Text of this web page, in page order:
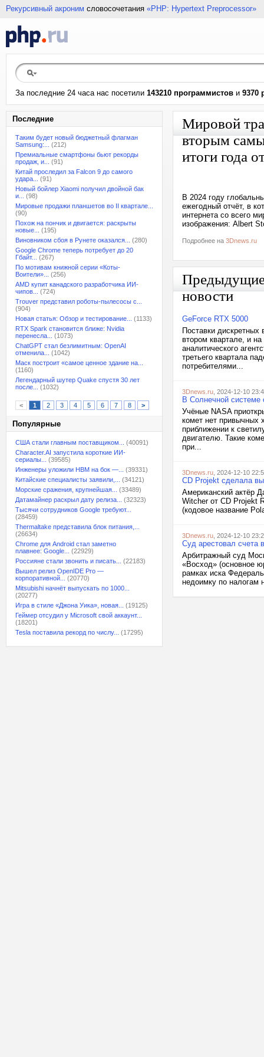
Рекурсивный акроним словосочетания «PHP: Hypertext Preprocessor»
За последние 24 часа нас посетили 143210 программистов и 9370
Последние
Таким будет новый бюджетный флагман
Samsung:...
(212)
Премиальные смартфоны бьют рекорды
продаж, и...
(91)
Китай проследил за Falcon 9 до самого
удара...
(91)
Новый бойлер Xiaomi получил двойной бак
и...
(98)
Мировые продажи планшетов во II квартале...
(90)
Похож на пончик и двигается: раскрыты
новые...
(195)
Виновником сбоя в Рунете оказался...
(280)
Google Chrome теперь потребует до 20
Гбайт...
(267)
По мотивам книжной серии «Коты-
Воители»...
(256)
AMD купит канадского разработчика ИИ-
чипов...
(724)
Trouver представил роботы-пылесосы с...
(904)
Новая статья: Обзор и тестирование...
(1133)
RTX Spark становится ближе: Nvidia
перенесла...
(1073)
ChatGPT стал безлимитным: OpenAI
отменила...
(1042)
Маск построит «самое ценное здание на...
(1160)
Легендарный шутер Quake спустя 30 лет
после...
(1032)
< 1 2 3 4 5 6 7 8 >
Популярные
США стали главным поставщиком...
(40091)
Character.AI запустила короткие ИИ-
сериалы...
(39585)
Инженеры уложили HBM на бок —...
(39331)
Китайские специалисты заявили,...
(34121)
Морские сражения, крупнейшая...
(33489)
Датамайнер раскрыл дату релиза...
(32323)
Тысячи сотрудников Google требуют...
(28459)
Thermaltake представила блок питания,...
(26634)
Chrome для Android стал заметно
плавнее: Google...
(22929)
Россияне стали звонить и писать...
(22183)
Вышел релиз OpenIDE Pro —
корпоративной...
(20770)
Mitsubishi начнёт выпускать по 1000...
(20277)
Игра в стиле «Джона Уика», новая...
(19125)
Геймер отсудил у Microsoft свой аккаунт...
(18201)
Tesla поставила рекорд по числу...
(17295)
Мировой
вторым
итоги года
В 2024 году
ежегодный отчёт, в
интернета со всего
изображения: Albert
Подробнее на 3Dnews.ru
новости
GeForce RTX 5000
Поставки дискретных
втором квартале, и
аналитического
третьего квартала
потребителями...
3Dnews.ru , 2024-12-10
В Солнечной
Учёные NASA
комет нет привычных
приближении к
двигателю. Такие
при...
3Dnews.ru , 2024-12-10
CD Projekt сделала
Американский актёр
Witcher от CD Projekt
(кодовое название
3Dnews.ru , 2024-12-10
Суд арестовал счета
Арбитражный суд
«Восход» (основное
рамках иска
недоимку по налогам